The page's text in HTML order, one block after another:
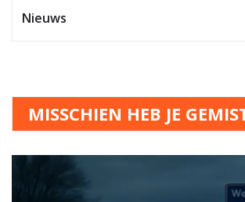
Nieuws
MISSCHIEN HEB JE